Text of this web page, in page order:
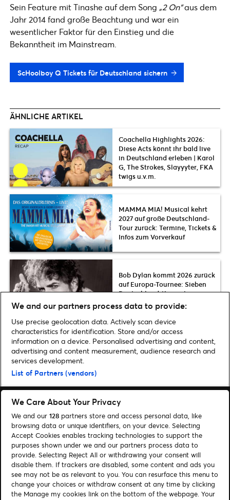
Sein Feature mit Tinashe auf dem Song „2 On“aus dem
Jahr 2014 fand große Beachtung und war ein
wesentlicher Faktor für den Einstieg und die
Bekanntheit im Mainstream.
ScHoolboy Q Tickets für Deutschland sichern
ÄHNLICHE ARTIKEL
Coachella Highlights 2026:
Diese Acts könnt ihr bald live
in Deutschland erleben | Karol
G, The Strokes, Slayyyter, FKA
twigs u.v.m.
MAMMA MIA! Musical kehrt
2027 auf große Deutschland-
Tour zurück: Termine, Tickets &
Infos zum Vorverkauf
Bob Dylan kommt 2026 zurück
auf Europa-Tournee: Sieben
Deutschland-Konzerte im
Herbst
Home Musik
West Coast Heat: ScHoolboy Q kommt im Februar 2025
live nach Deutschland
Suchen
Cookie-Einwilligungstool
Autor*innen
Kontakt
Impressum
Tickets
We and our partners process data to provide:
Use precise geolocation data. Actively scan device
characteristics for identification. Store and/or access
information on a device. Personalised advertising and content,
advertising and content measurement, audience research and
services development.
List of Partners (vendors)
We Care About Your Privacy
We and our 128 partners store and access personal data, like
browsing data or unique identifiers, on your device. Selecting
Accept Cookies enables tracking technologies to support the
purposes shown under we and our partners process data to
provide. Selecting Reject All or withdrawing your consent will
disable them. If trackers are disabled, some content and ads you
see may not be as relevant to you. You can resurface this menu to
change your choices or withdraw consent at any time by clicking
the Manage my cookies link on the bottom of the webpage. Your